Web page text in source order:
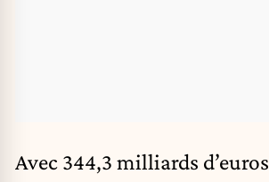
Avec 344,3 milliards d’euros